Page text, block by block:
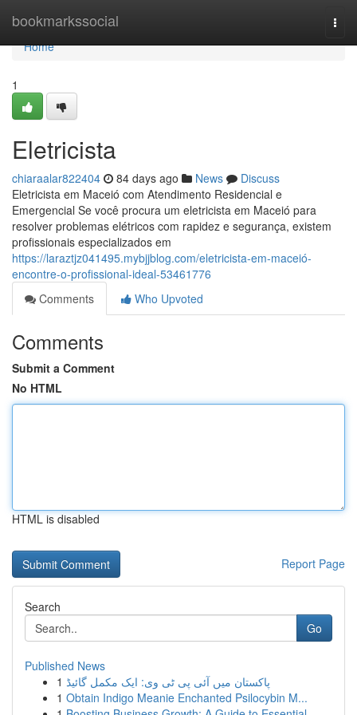
bookmarkssocial
Home
Home
1
Eletricista
chiaraalar822404 84 days ago News
Discuss
Eletricista em Maceió com Atendimento Residencial e
Emergencial Se você procura um eletricista em Maceió para
resolver problemas elétricos com rapidez e segurança, existem
profissionais especializados em
https://laraztjz041495.mybjjblog.com/eletricista-em-maceió-
encontre-o-profissional-ideal-53461776
Comments
Who Upvoted
Comments
Submit a Comment
No HTML
HTML is disabled
Report Page
Search
Go
Published News
1 پاکستان میں آئی پی ٹی وی: ایک مکمل گائیڈ
1 Obtain Indigo Meanie Enchanted Psilocybin M...